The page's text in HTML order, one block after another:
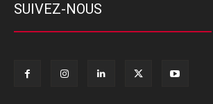
SUIVEZ-NOUS